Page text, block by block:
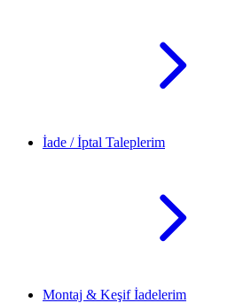
İade / İptal Taleplerim
Montaj & Keşif İadelerim